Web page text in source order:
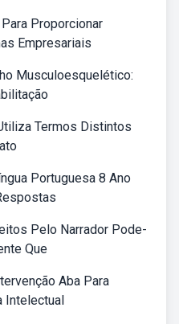
Proporcionar
Empresariais
Musculoesquelético:
Termos Distintos
Portuguesa 8 Ano
Pelo Narrador Pode-
Que
Aba Para
Intelectual